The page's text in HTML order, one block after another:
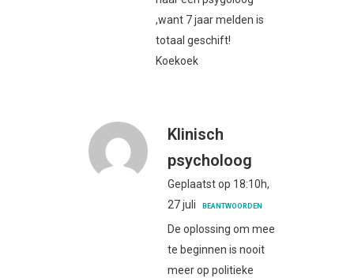
,want 7 jaar melden is
totaal geschift!
Koekoek
Klinisch
psycholoog
Geplaatst op 18:10h,
27 juli
BEANTWOORDEN
De oplossing om mee
te beginnen is nooit
meer op politieke